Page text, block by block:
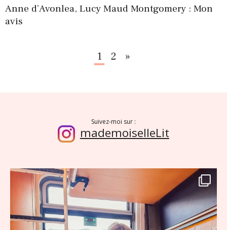
Anne d’Avonlea, Lucy Maud Montgomery : Mon
avis
1 2 »
Suivez-moi sur :
mademoiselleLit